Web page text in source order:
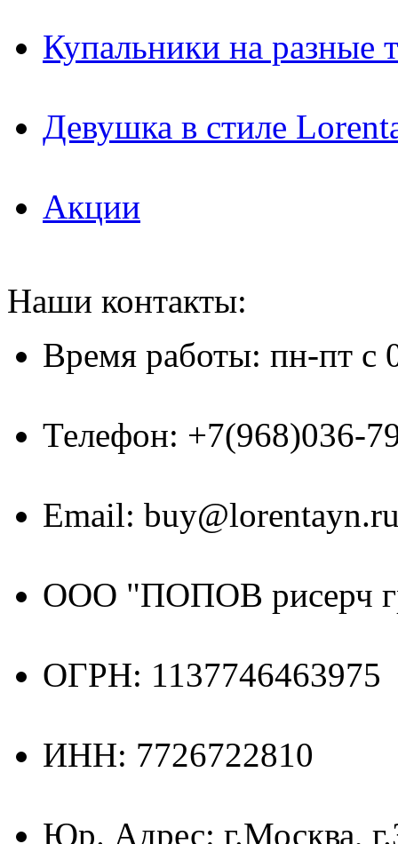
Купальники на разные
Девушка в стиле
Акции
Наши контакты:
Время работы: пн-пт с
Телефон: +7(968)036-
Email:
ООО "ПОПОВ рисерч
ОГРН: 1137746463975
ИНН: 7726722810
Юр. Адрес: г.Москва,